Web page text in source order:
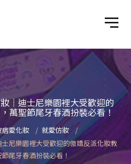
｜迪士尼樂園裡大受歡迎的
萬聖節尾牙春酒扮裝必看！
痞愛化妝
就愛仿妝
尼樂園裡大受歡迎的傲嬌反派化妝教
尾牙春酒扮裝必看！